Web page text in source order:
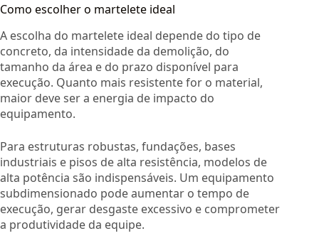
Como escolher o martelete ideal
A escolha do martelete ideal depende do tipo de
concreto, da intensidade da demolição, do
tamanho da área e do prazo disponível para
execução. Quanto mais resistente for o material,
maior deve ser a energia de impacto do
equipamento.
Para estruturas robustas, fundações, bases
industriais e pisos de alta resistência, modelos de
alta potência são indispensáveis. Um equipamento
subdimensionado pode aumentar o tempo de
execução, gerar desgaste excessivo e comprometer
a produtividade da equipe.